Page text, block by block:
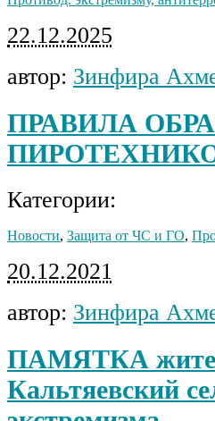
22.12.2025
автор: Зинфира
ПРАВИЛА
Категории:
Новости, Защита от ЧС и ГО,
20.12.2021
автор: Зинфира
ПАМЯТКА
Кальтяевский